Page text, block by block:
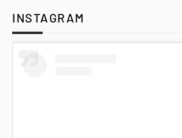
INSTAGRAM